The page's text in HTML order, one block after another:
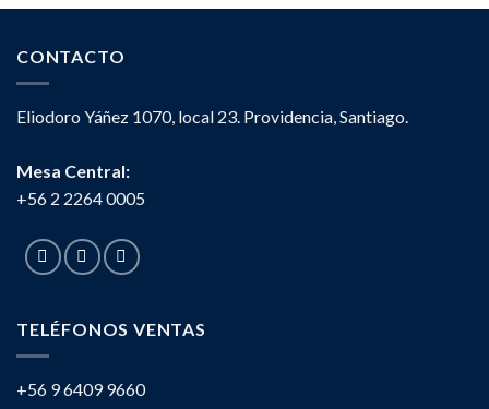
CONTACTO
Eliodoro Yáñez 1070, local 23. Providencia, Santiago.
Mesa Central:
+56 2 2264 0005
TELÉFONOS VENTAS
+56 9 6409 9660